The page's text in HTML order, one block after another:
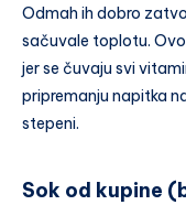
Odmah ih dobro
sačuvale toplotu.
jer se čuvaju svi
pripremanju napitka
stepeni.
Sok od kupine